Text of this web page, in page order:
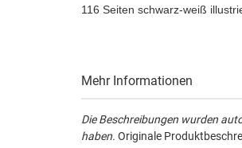
116 Seiten schwarz-weiß
Mehr Informationen
Die Beschreibungen wurden
haben. Originale